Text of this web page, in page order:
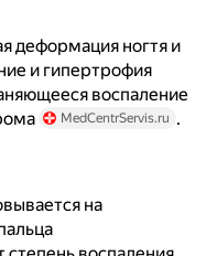
деформация ногтя и
и гипертрофия
воспаление
MedCentrServis.ru .
на